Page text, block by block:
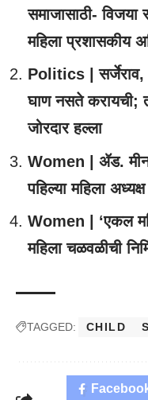
समाजासाठी- विजया
महिला प्रशासकीय
Politics | सर्जेराव,
घाण नसते करायची;
जोरदार हल्ला
Women | ॲड.
पहिल्या महिला अध्यक्ष
Women | ‘एकल
महिला चळवळीची
TAGGED: CHILD